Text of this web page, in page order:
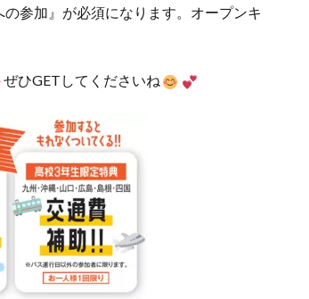
参加』が必須になります。オープンキ
ぜひGETしてくださいね